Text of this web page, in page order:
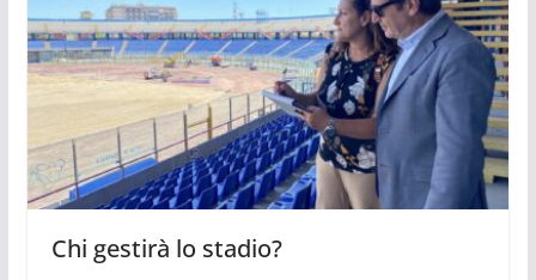
Chi gestirà lo stadio?